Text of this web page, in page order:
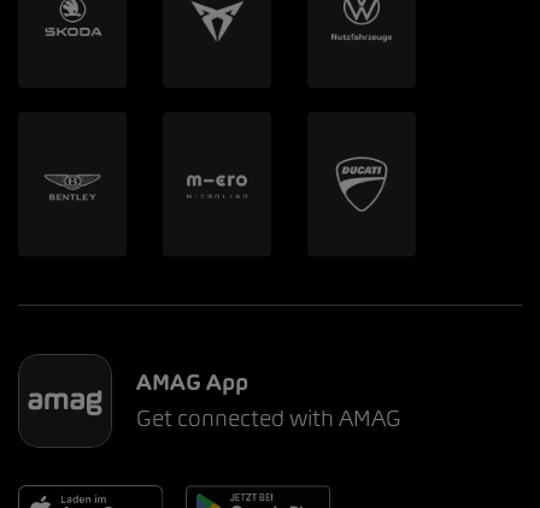
AMAG App
Get connected with AMAG